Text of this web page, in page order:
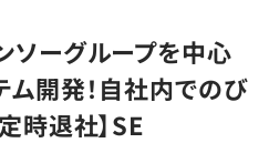
ソーグループを中心
開発！自社内でのび
時退社】SE